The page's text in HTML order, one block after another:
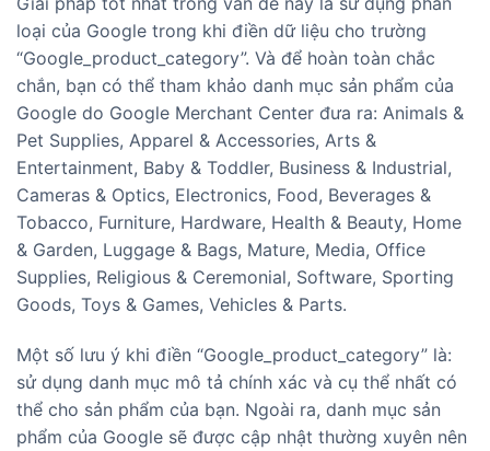
loại của Google trong khi điền dữ liệu cho trường
“Google_product_category”. Và để hoàn toàn chắc
chắn, bạn có thể tham khảo danh mục sản phẩm của
Google do Google Merchant Center đưa ra: Animals &
Pet Supplies, Apparel & Accessories, Arts &
Entertainment, Baby & Toddler, Business & Industrial,
Cameras & Optics, Electronics, Food, Beverages &
Tobacco, Furniture, Hardware, Health & Beauty, Home
& Garden, Luggage & Bags, Mature, Media, Office
Supplies, Religious & Ceremonial, Software, Sporting
Goods, Toys & Games, Vehicles & Parts.
Một số lưu ý khi điền “Google_product_category” là:
sử dụng danh mục mô tả chính xác và cụ thể nhất có
thể cho sản phẩm của bạn. Ngoài ra, danh mục sản
phẩm của Google sẽ được cập nhật thường xuyên nên